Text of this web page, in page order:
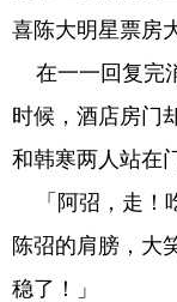
喜陈大明星票房
在一一回复完
时候，酒店房门
和韩寒两人站在
「阿弨，走！
陈弨的肩膀，大
稳了！」